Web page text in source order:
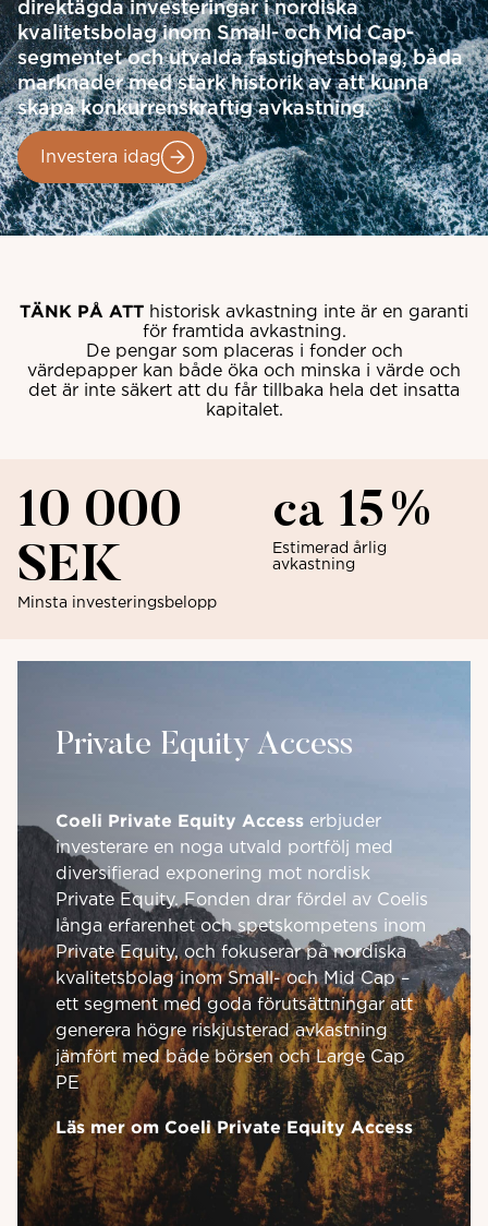
direktägda investeringar i nordiska
kvalitetsbolag inom Small- och Mid Cap-
segmentet och utvalda fastighetsbolag, båda
marknader med stark historik av att kunna
skapa konkurrenskraftig avkastning.
Investera idag
TÄNK PÅ ATT historisk avkastning inte är en garanti
för framtida avkastning.
De pengar som placeras i fonder och
värdepapper kan både öka och minska i värde och
det är inte säkert att du får tillbaka hela det insatta
kapitalet.
10 000
SEK
Minsta investeringsbelopp
ca 15%
Estimerad årlig
avkastning
Private Equity Access
Coeli Private Equity Access erbjuder
investerare en noga utvald portfölj med
diversifierad exponering mot nordisk
Private Equity. Fonden drar fördel av Coelis
långa erfarenhet och spetskompetens inom
Private Equity, och fokuserar på nordiska
kvalitetsbolag inom Small- och Mid Cap –
ett segment med goda förutsättningar att
generera högre riskjusterad avkastning
jämfört med både börsen och Large Cap
PE
Läs mer om Coeli Private Equity Access